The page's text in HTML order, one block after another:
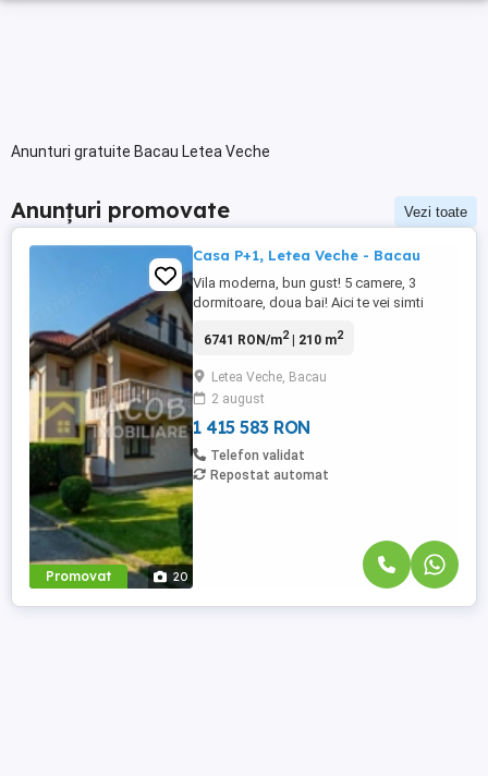
Anunturi gratuite Bacau Letea Veche
Anunțuri promovate Vezi toate
Promovat 20
Casa P+1, Letea Veche - Bacau
Vila moderna, bun gust! 5 camere, 3
dormitoare, doua bai! Aici te vei simti
pe care il ai de la prima intalnire cu
Cand ajungi in curte si apoi treci pragul
casei vei descoperi un camin cald,
autentic, primitor.Te simti ...
6741 RON/m2| 210 m2
Letea Veche, Bacau
2 august
1 415 583 RON
Telefon validat
Repostat automat